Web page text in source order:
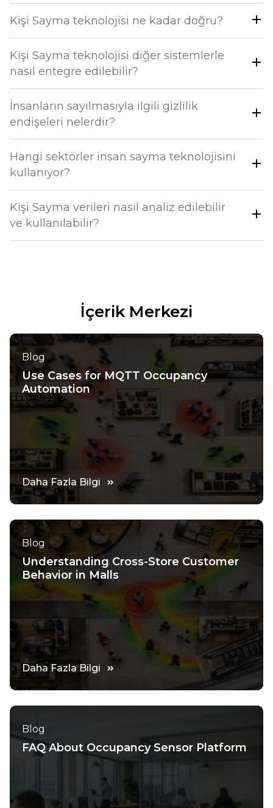
Kişi Sayma teknolojisi ne kadar doğru?
Kişi Sayma teknolojisi diğer sistemlerle
nasıl entegre edilebilir?
İnsanların sayılmasıyla ilgili gizlilik
endişeleri nelerdir?
Hangi sektörler insan sayma teknolojisini
kullanıyor?
Kişi Sayma verileri nasıl analiz edilebilir
ve kullanılabilir?
İçerik Merkezi
Blog
Use Cases for MQTT Occupancy
Automation
Daha Fazla Bilgi
Blog
Understanding Cross-Store Customer
Behavior in Malls
Daha Fazla Bilgi
Blog
FAQ About Occupancy Sensor Platform